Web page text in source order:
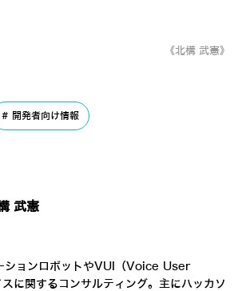
《北構 武憲》
開発者向け情報
武憲
ションロボットやVUI（Voice User
に関するコンサルティング。主にハッカソ